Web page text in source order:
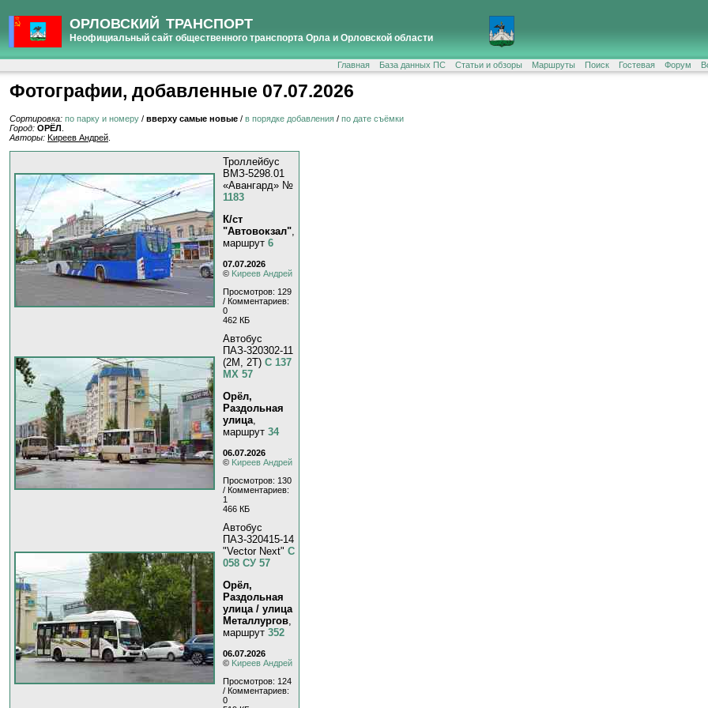
ОРЛОВСКИЙ ТРАНСПОРТ
Неофициальный сайт общественного транспорта Орла и Орловской области
Главная База данных ПС Статьи и обзоры Маршруты Поиск Гостевая Форум
Фотографии, добавленные 07.07.2026
Сортировка: по парку и номеру / вверху самые новые / в порядке добавления / по дате съёмки
Город: ОРЁЛ
Авторы: Kиpeeв Aндpeй
Троллейбус
ВМЗ-5298.01
«Авангард» №
1183
К/ст
"Автовокзал",
маршрут 6
07.07.2026
© Kиpeeв Aндpeй
Просмотров: 129
/ Комментариев:
0
462 КБ
Автобус
ПАЗ-320302-11
(2M, 2T) С 137
МХ 57
Орёл,
Раздольная
улица,
маршрут 34
06.07.2026
© Kиpeeв Aндpeй
Просмотров: 130
/ Комментариев:
1
466 КБ
Автобус
ПАЗ-320415-14
"Vector Next" С
058 СУ 57
Орёл,
Раздольная
улица / улица
Металлургов,
маршрут 352
06.07.2026
© Kиpeeв Aндpeй
Просмотров: 124
/ Комментариев:
0